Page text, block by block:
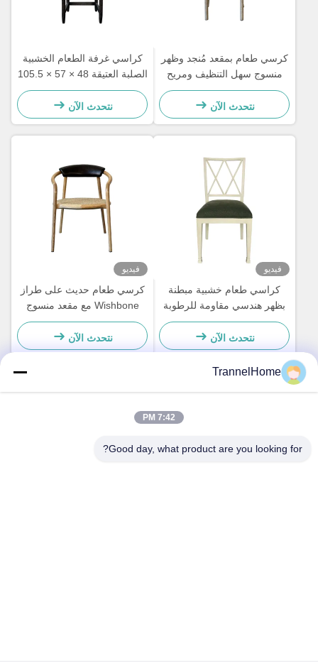
كرسي طعام بمقعد مُنجد وظهر
منسوج سهل التنظيف ومريح
لغرفة الطعام
نتحدث الآن
كراسي غرفة الطعام الخشبية
الصلبة العتيقة 48 × 57 × 105.5
سم ناعمة مع ظهر سلم منحوت
نتحدث الآن
فيديو
كراسي طعام خشبية مبطنة
بظهر هندسي مقاومة للرطوبة
نتحدث الآن
فيديو
كرسي طعام حديث على طراز
Wishbone مع مقعد منسوج
ومسند ظهر من الجلد
نتحدث الآن
العنوان
TrannelHome
7:42 PM
Good day, what product are you looking for?